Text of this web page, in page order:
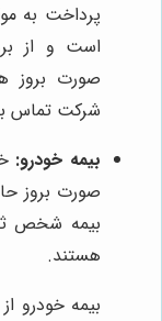
پرداخت به
است و از
صورت بروز
شرکت تماس
بیمه خودرو:
صورت بروز
بیمه شخص
هستند.
بیمه خودرو